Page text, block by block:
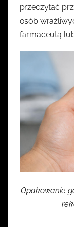
przeczytać
osób
farmaceutą
Opakowanie